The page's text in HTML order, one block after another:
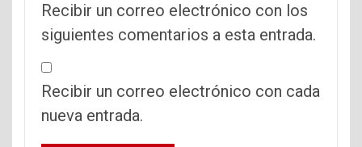
Recibir un correo electrónico con los
siguientes comentarios a esta entrada.
Recibir un correo electrónico con cada
nueva entrada.